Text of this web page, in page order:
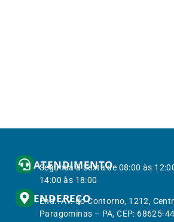
ATENDIMENTO
Segunda à Sexta de 08:00 às
14:00 às 18:00
ENDEREÇO
End.: Av. do Contorno, 1212,
Paragominas – PA, CEP: 68625-